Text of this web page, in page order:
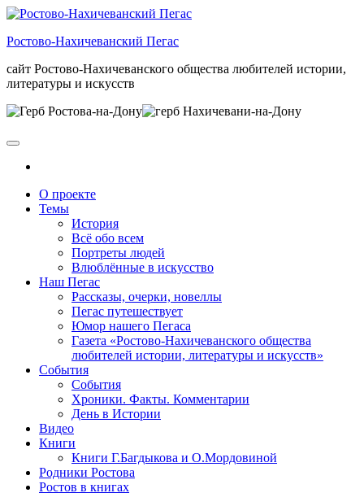
Skip
the
Ростово-Нахичеванский Пегас
сайт Ростово-Нахичеванского общества любителей истории,
литературы и искусств
О проекте
Темы
История
Всё обо всем
Портреты людей
Влюблённые в искусство
Наш Пегас
Рассказы, очерки, новеллы
Пегас путешествует
Юмор нашего Пегаса
Газета «Ростово-Нахичеванского общества
любителей истории, литературы и искусств»
События
События
Хроники. Факты. Комментарии
День в Истории
Видео
Книги
Книги Г.Багдыкова и О.Мордовиной
Родники Ростова
Ростов в книгах